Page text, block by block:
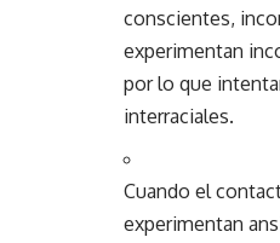
conscientes,
experimentan
por lo que
interraciales.
Cuando el
experimentan